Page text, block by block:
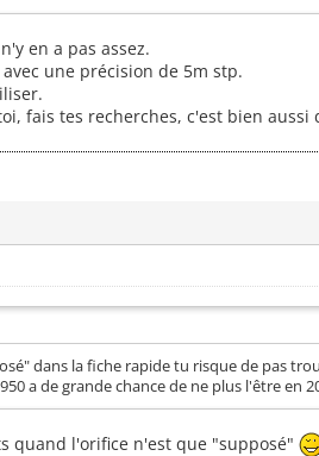
en a pas assez.
une précision de 5m stp.
fais tes recherches, c'est bien
dans la fiche rapide tu risque de pas
a de grande chance de ne plus l'être en
quand l'orifice n'est que "supposé"